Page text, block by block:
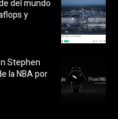
del mundo
y
Stephen
la NBA por